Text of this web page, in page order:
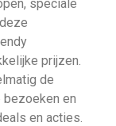
speciale
prijzen.
de
en
en acties.